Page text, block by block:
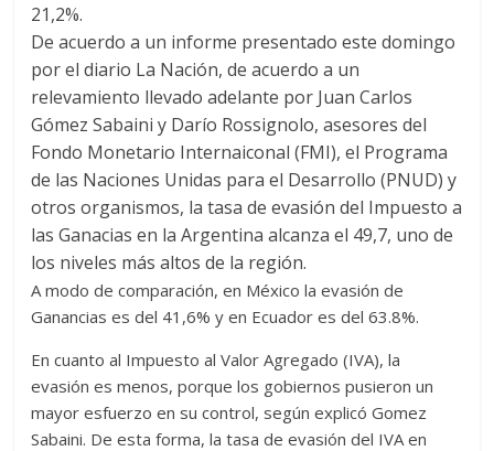
21,2%.
De acuerdo a un informe presentado este domingo
por el diario La Nación, de acuerdo a un
relevamiento llevado adelante por Juan Carlos
Gómez Sabaini y Darío Rossignolo, asesores del
Fondo Monetario Internaiconal (FMI), el Programa
de las Naciones Unidas para el Desarrollo (PNUD) y
otros organismos, la tasa de evasión del Impuesto a
las Ganacias en la Argentina alcanza el 49,7, uno de
los niveles más altos de la región.
A modo de comparación, en México la evasión de
Ganancias es del 41,6% y en Ecuador es del 63.8%.
En cuanto al Impuesto al Valor Agregado (IVA), la
evasión es menos, porque los gobiernos pusieron un
mayor esfuerzo en su control, según explicó Gomez
Sabaini. De esta forma, la tasa de evasión del IVA en